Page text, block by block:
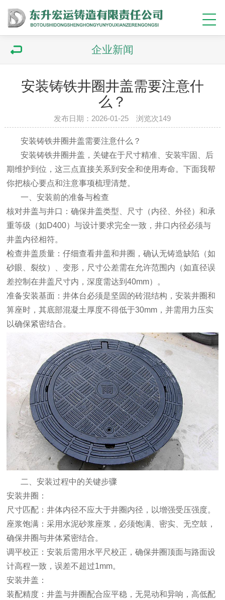
企业新闻
安装铸铁井圈井盖需要注意什
么？
发布日期：2026-01-25 浏览次149
安装铸铁井圈井盖需要注意什么？
安装铸铁井圈井盖 ，关键在于‌尺寸精准、安装牢固、后
期维护到位‌，这三点直接关系到安全和使用寿命。下面我帮
你把核心要点和注意事项梳理清楚。
一、安装前的准备与检查
‌核对井盖与井口‌：确保井盖类型、尺寸（内径、外径）和承
重等级（如D400）与设计要求完全一致，井口内径必须与
井盖内径相符。
‌检查井盖质量‌：仔细查看井盖和井圈，确认无铸造缺陷（如
砂眼、裂纹）、变形，尺寸公差需在允许范围内（如直径误
差控制在井盖尺寸内，深度需达到40mm）。
‌准备安装基面‌：井体台必须是坚固的砖混结构，安装井圈和
箅座时，其底部混凝土厚度不得低于30mm，并需用力压实
以确保紧密结合。
二、安装过程中的关键步骤
‌安装井圈‌：
‌尺寸匹配‌：井体内径不应大于井圈内径，以增强受压强度。
‌座浆饱满‌：采用水泥砂浆座浆，必须饱满、密实、无空鼓，
确保井圈与井体紧密结合。
‌调平校正‌：安装后需用水平尺校正，确保井圈顶面与路面设
计高程一致，误差不超过1mm。
‌安装井盖‌：
‌装配精度‌：井盖与井圈配合应平稳，无晃动和异响，高低配